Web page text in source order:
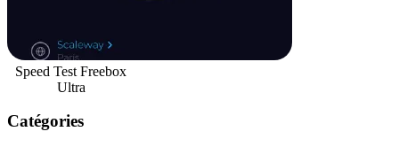
Speed Test Freebox
Ultra
Catégories